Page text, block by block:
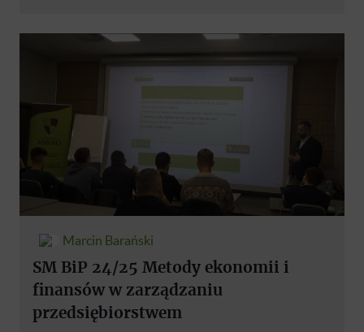
Marcin Barański
SM BiP 24/25 Metody ekonomii i
finansów w zarządzaniu
przedsiębiorstwem